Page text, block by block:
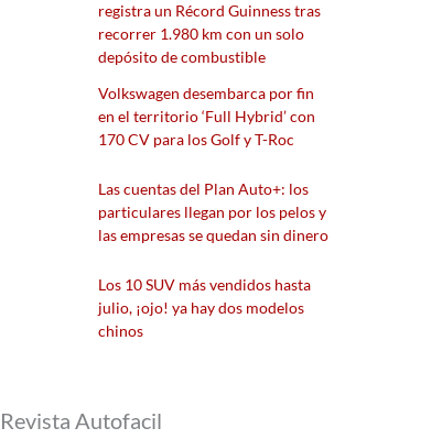
registra un Récord Guinness tras
recorrer 1.980 km con un solo
depósito de combustible
Volkswagen desembarca por fin
en el territorio ‘Full Hybrid’ con
170 CV para los Golf y T-Roc
Las cuentas del Plan Auto+: los
particulares llegan por los pelos y
las empresas se quedan sin dinero
Los 10 SUV más vendidos hasta
julio, ¡ojo! ya hay dos modelos
chinos
Revista Autofacil